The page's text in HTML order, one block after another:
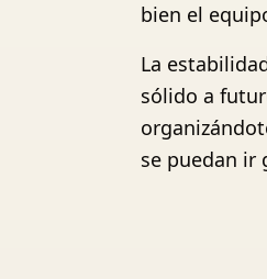
bien el
La
sólido a
se puedan ir